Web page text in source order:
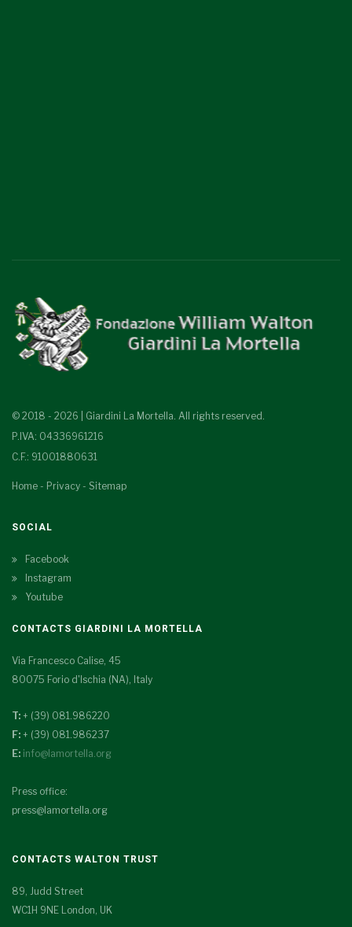
© 2018 - 2026 | Giardini La Mortella. All rights reserved.
P.IVA: 04336961216
C.F.: 91001880631
Home - Privacy - Sitemap
SOCIAL
Facebook
Instagram
Youtube
CONTACTS GIARDINI LA MORTELLA
Via Francesco Calise, 45
80075 Forio d'Ischia (NA), Italy
T: + (39) 081.986220
F: + (39) 081.986237
E: info@lamortella.org
Press office:
press@lamortella.org
CONTACTS WALTON TRUST
89, Judd Street
WC1H 9NE London, UK